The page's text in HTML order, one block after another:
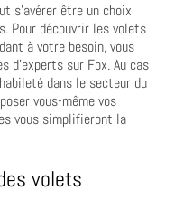
s’avérer être un choix
Pour découvrir les volets
à votre besoin, vous
d’experts sur Fox. Au cas
dans le secteur du
vous-même vos
vous simplifieront la
volets